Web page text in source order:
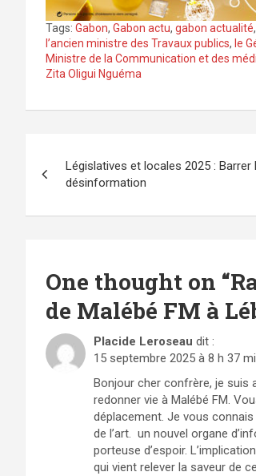
Tags: Gabon, Gabon actu, gabon actualité,
l’ancien ministre des Travaux publics, le
Ministre de la Communication et des
Zita Oligui Nguéma
de
l’article
Législatives et locales 2025 : Barrer
désinformation
One thought on “
de Malébé FM à
Placide Leroseau dit :
15 septembre 2025 à 8 h 37
Bonjour cher confrère, je
redonner vie à Malébé FM.
déplacement. Je vous
de l’art. un nouvel organe
porteuse d’espoir.
qui vient relever la saveur de